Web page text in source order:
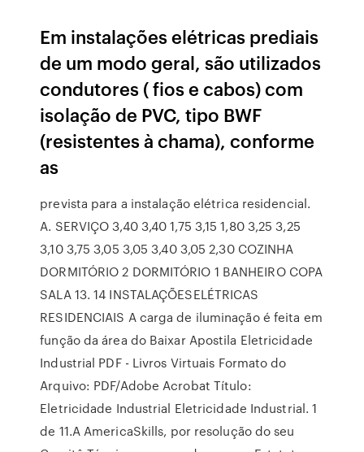
Em instalações elétricas prediais
de um modo geral, são utilizados
condutores ( fios e cabos) com
isolação de PVC, tipo BWF
(resistentes à chama), conforme
as
prevista para a instalação elétrica residencial.
A. SERVIÇO 3,40 3,40 1,75 3,15 1,80 3,25 3,25
3,10 3,75 3,05 3,05 3,40 3,05 2,30 COZINHA
DORMITÓRIO 2 DORMITÓRIO 1 BANHEIRO COPA
SALA 13. 14 INSTALAÇÕESELÉTRICAS
RESIDENCIAIS A carga de iluminação é feita em
função da área do Baixar Apostila Eletricidade
Industrial PDF - Livros Virtuais Formato do
Arquivo: PDF/Adobe Acrobat Título:
Eletricidade Industrial Eletricidade Industrial. 1
de 11.A AmericaSkills, por resolução do seu